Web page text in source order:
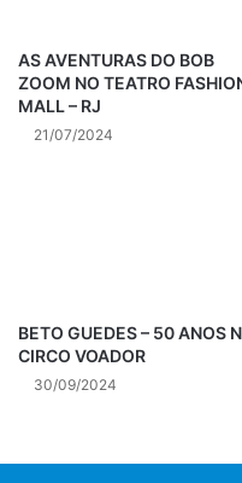
AS AVENTURAS DO BOB
ZOOM NO TEATRO
MALL – RJ
21/07/2024
BETO GUEDES – 50 ANOS
CIRCO VOADOR
30/09/2024